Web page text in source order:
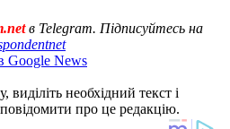
в Telegram. Підписуйтесь на
Google News
необхідний текст і
про це редакцію.